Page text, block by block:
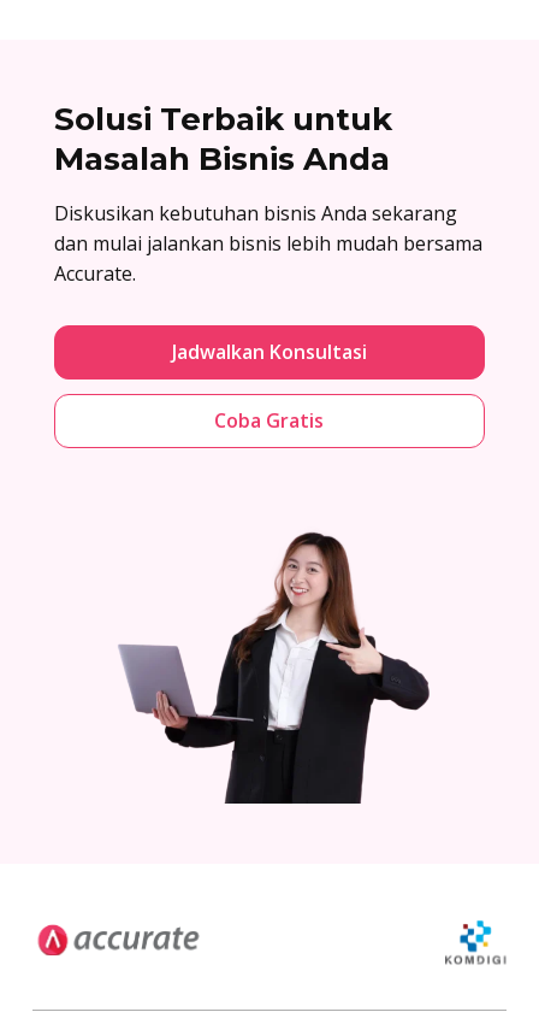
Solusi Terbaik untuk
Masalah Bisnis Anda
Diskusikan kebutuhan bisnis Anda sekarang
dan mulai jalankan bisnis lebih mudah bersama
Accurate.
Jadwalkan Konsultasi
Coba Gratis